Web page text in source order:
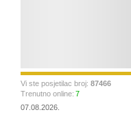
Vi ste posjetilac broj: 87466
Trenutno online: 7
07.08.2026.